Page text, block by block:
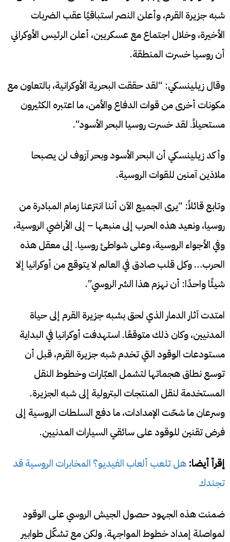
شبه جزيرة القرم، وأعلن النصر استباقيًا عقب الضربات
الأخيرة، وخلال اجتماع مع عسكريين، أعلن الرئيس الأوكراني
أن روسيا خسرت المنطقة.
وقال زيلينسكي: “لقد حققت البحرية الأوكرانية، بالتعاون مع
مكونات أخرى من قوات الدفاع والأمن، ما اعتبره الكثيرون
مستحيلاً. لقد خسرت روسيا البحر الأسود”.
وأكد زيلينسكي أن البحر الأسود وبحر آزوف لن يصبحا
ملاذين آمنين للقوات الروسية.
وتابع قائلاً: “يرى الجميع الآن أننا انتزعنا زمام المبادرة من
روسيا، ونعيد هذه الحرب إلى منبعها – إلى الأراضي الروسية،
وفي الأجواء الروسية، وعلى شواطئ روسيا. إلى معقل هذه
الحرب… وكل قلب صادق في العالم لا يتوقع من أوكرانيا إلا
شيئًا واحدًا: أن نهزم هذا الشر الروسي”.
امتدت آثار الدمار الذي لحق بشبه جزيرة القرم إلى حياة
المدنيين، وكان ذلك متوقعًا. استهدفت أوكرانيا في البداية
مستودعات الوقود التي تخدم شبه جزيرة القرم، قبل أن
توسع نطاق هجماتها لتشمل العبّارات وخطوط النقل
المستخدمة لنقل المنتجات البترولية إلى شبه الجزيرة.
وسرعان ما شحّت الإمدادات، ما دفع السلطات الروسية إلى
فرض تقنين للوقود على سائقي السيارات المدنيين.
إقرأ أيضا: هل تلعب ألعاب الفيديو؟ المخابرات الروسية قد
تجندك
ضمنت هذه الجهود حصول الجيش الروسي على الوقود
لمواصلة إمداد خطوط المواجهة. ولكن مع تشكّل طوابير